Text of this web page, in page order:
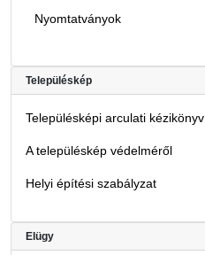
Nyomtatványok
Településkép
Településképi arculati kézikönyv
A településkép védelméről
Helyi építési szabályzat
Elügy